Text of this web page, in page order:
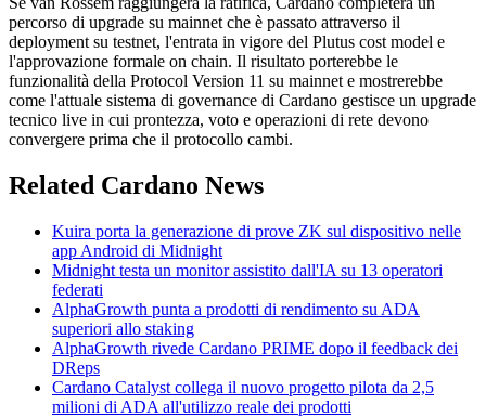
percorso di upgrade su mainnet che è passato attraverso il
deployment su testnet, l'entrata in vigore del Plutus cost model e
l'approvazione formale on chain. Il risultato porterebbe le
funzionalità della Protocol Version 11 su mainnet e mostrerebbe
come l'attuale sistema di governance di Cardano gestisce un upgrade
tecnico live in cui prontezza, voto e operazioni di rete devono
convergere prima che il protocollo cambi.
Related Cardano News
Kuira porta la generazione di prove ZK sul dispositivo nelle
app Android di Midnight
Midnight testa un monitor assistito dall'IA su 13 operatori
federati
AlphaGrowth punta a prodotti di rendimento su ADA
superiori allo staking
AlphaGrowth rivede Cardano PRIME dopo il feedback dei
DReps
Cardano Catalyst collega il nuovo progetto pilota da 2,5
milioni di ADA all'utilizzo reale dei prodotti